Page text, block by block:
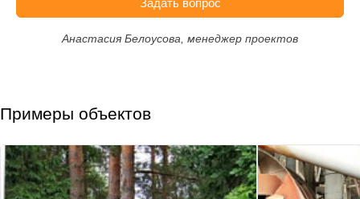
Анастасия Белоусова, менеджер проектов
Примеры объектов